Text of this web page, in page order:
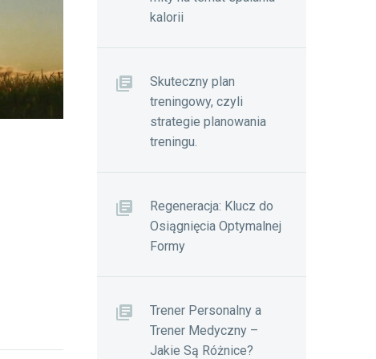
kalorii
Skuteczny plan
treningowy, czyli
strategie planowania
treningu.
Regeneracja: Klucz do
Osiągnięcia Optymalnej
Formy
Trener Personalny a
Trener Medyczny –
Jakie Są Różnice?